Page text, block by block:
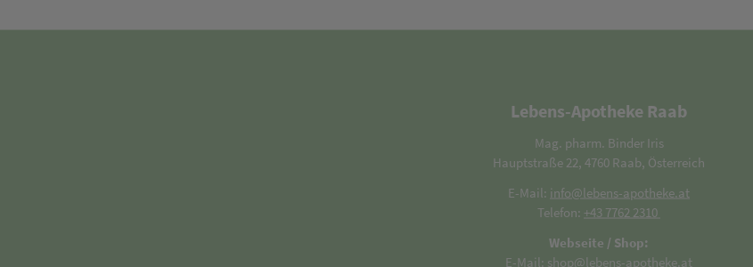
Lebens-Apotheke Raab
Mag. pharm. Binder Iris
Hauptstraße 22, 4760 Raab, Österreich
E-Mail: info@lebens-apotheke.at
Telefon: +43 7762 2310
Webseite / Shop:
E-Mail: shop@lebens-apotheke.at